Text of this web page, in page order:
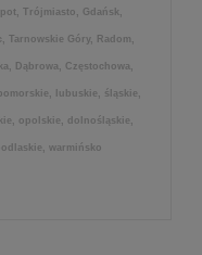
Trójmiasto, Gdańsk,
Tarnowskie Góry, Radom,
Dąbrowa, Częstochowa,
lubuskie, śląskie,
opolskie, dolnośląskie,
warmińsko